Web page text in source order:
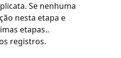
Se nenhuma
nesta etapa e
etapas..
registros.